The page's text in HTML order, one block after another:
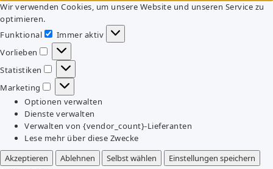
Wir verwenden Cookies, um unsere Website und unseren Service zu
optimieren.
Funktional
Funktional
Immer aktiv
Vorlieben
Vorlieben
Statistiken
Statistiken
Marketing
Marketing
Optionen verwalten
Dienste verwalten
Verwalten von {vendor_count}-Lieferanten
Lese mehr über diese Zwecke
Akzeptieren
Ablehnen Selbst wählen
Einstellungen speichern